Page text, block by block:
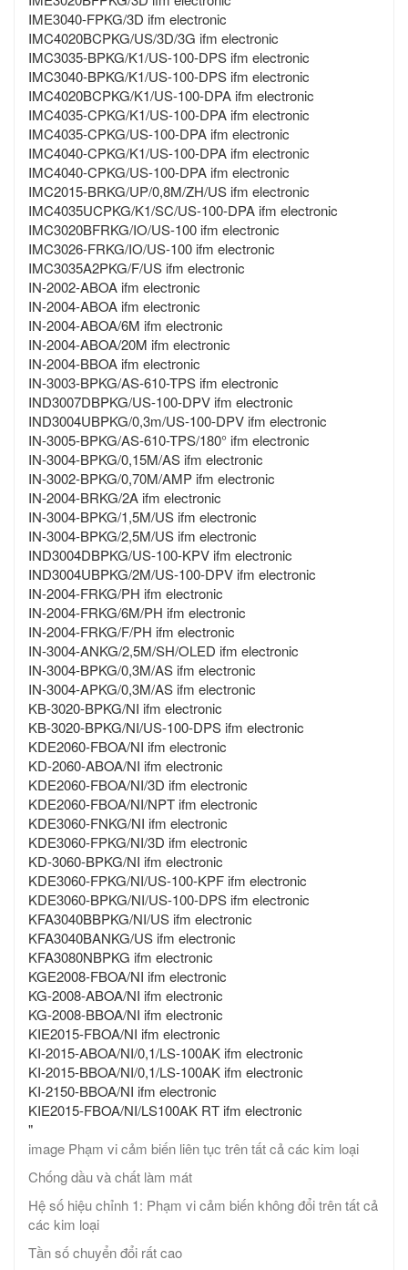
IME3040-FPKG/3D ifm electronic
IMC4020BCPKG/US/3D/3G ifm electronic
IMC3035-BPKG/K1/US-100-DPS ifm electronic
IMC3040-BPKG/K1/US-100-DPS ifm electronic
IMC4020BCPKG/K1/US-100-DPA ifm electronic
IMC4035-CPKG/K1/US-100-DPA ifm electronic
IMC4035-CPKG/US-100-DPA ifm electronic
IMC4040-CPKG/K1/US-100-DPA ifm electronic
IMC4040-CPKG/US-100-DPA ifm electronic
IMC2015-BRKG/UP/0,8M/ZH/US ifm electronic
IMC4035UCPKG/K1/SC/US-100-DPA ifm electronic
IMC3020BFRKG/IO/US-100 ifm electronic
IMC3026-FRKG/IO/US-100 ifm electronic
IMC3035A2PKG/F/US ifm electronic
IN-2002-ABOA ifm electronic
IN-2004-ABOA ifm electronic
IN-2004-ABOA/6M ifm electronic
IN-2004-ABOA/20M ifm electronic
IN-2004-BBOA ifm electronic
IN-3003-BPKG/AS-610-TPS ifm electronic
IND3007DBPKG/US-100-DPV ifm electronic
IND3004UBPKG/0,3m/US-100-DPV ifm electronic
IN-3005-BPKG/AS-610-TPS/180° ifm electronic
IN-3004-BPKG/0,15M/AS ifm electronic
IN-3002-BPKG/0,70M/AMP ifm electronic
IN-2004-BRKG/2A ifm electronic
IN-3004-BPKG/1,5M/US ifm electronic
IN-3004-BPKG/2,5M/US ifm electronic
IND3004DBPKG/US-100-KPV ifm electronic
IND3004UBPKG/2M/US-100-DPV ifm electronic
IN-2004-FRKG/PH ifm electronic
IN-2004-FRKG/6M/PH ifm electronic
IN-2004-FRKG/F/PH ifm electronic
IN-3004-ANKG/2,5M/SH/OLED ifm electronic
IN-3004-BPKG/0,3M/AS ifm electronic
IN-3004-APKG/0,3M/AS ifm electronic
KB-3020-BPKG/NI ifm electronic
KB-3020-BPKG/NI/US-100-DPS ifm electronic
KDE2060-FBOA/NI ifm electronic
KD-2060-ABOA/NI ifm electronic
KDE2060-FBOA/NI/3D ifm electronic
KDE2060-FBOA/NI/NPT ifm electronic
KDE3060-FNKG/NI ifm electronic
KDE3060-FPKG/NI/3D ifm electronic
KD-3060-BPKG/NI ifm electronic
KDE3060-FPKG/NI/US-100-KPF ifm electronic
KDE3060-BPKG/NI/US-100-DPS ifm electronic
KFA3040BBPKG/NI/US ifm electronic
KFA3040BANKG/US ifm electronic
KFA3080NBPKG ifm electronic
KGE2008-FBOA/NI ifm electronic
KG-2008-ABOA/NI ifm electronic
KG-2008-BBOA/NI ifm electronic
KIE2015-FBOA/NI ifm electronic
KI-2015-ABOA/NI/0,1/LS-100AK ifm electronic
KI-2015-BBOA/NI/0,1/LS-100AK ifm electronic
KI-2150-BBOA/NI ifm electronic
KIE2015-FBOA/NI/LS100AK RT ifm electronic
"
image Phạm vi cảm biến liên tục trên tất cả các kim loại
Chống dầu và chất làm mát
Hệ số hiệu chỉnh 1: Phạm vi cảm biến không đổi trên tất cả
các kim loại
Tần số chuyển đổi rất cao